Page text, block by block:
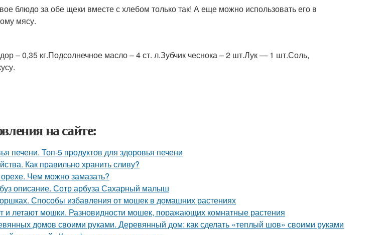
блюдо за обе щеки вместе с хлебом только так! А еще можно использовать его в
мясу.
– 0,35 кг.Подсолнечное масло – 4 ст. л.Зубчик чеснока – 2 шт.Лук — 1 шт.Соль,
на сайте:
печени. Топ-5 продуктов для здоровья печени
Как правильно хранить сливу?
орехе. Чем можно замазать?
описание. Сотр арбуза Сахарный малыш
Способы избавления от мошек в домашних растениях
и летают мошки. Разновидности мошек, поражающих комнатные растения
домов своими руками. Деревянный дом: как сделать «теплый шов» своими руками